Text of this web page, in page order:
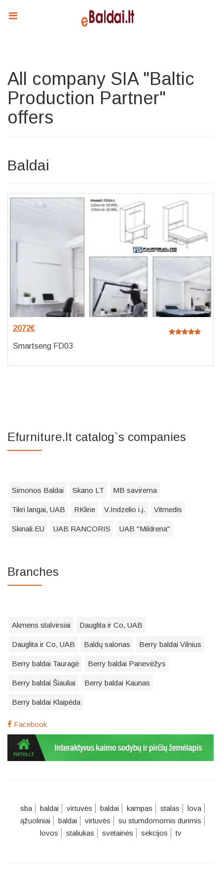
All company SIA "Baltic
Production Partner"
offers
Baldai
2072€
Smartseng FD03
Efurniture.lt catalog`s companies
Simonos Baldai Skano LT MB savirema
Tikri langai, UAB RKline V.Indzelio i.į. Vitmedis
Skinali.EU UAB RANCORIS UAB "Mildrena"
Branches
Akmens stalvirsiai Dauglita ir Co, UAB
Dauglita ir Co, UAB Baldų salonas Berry baldai Vilnius
Berry baldai Tauragė Berry baldai Panevėžys
Berry baldai Šiauliai Berry baldai Kaunas
Berry baldai Klaipėda
Facebook
sba baldai virtuvės baldai kampas stalas
lova
ąžuoliniai
baldai virtuvės
su stumdomomis durimis
lovos
staliukas svetainės sekcijos tv